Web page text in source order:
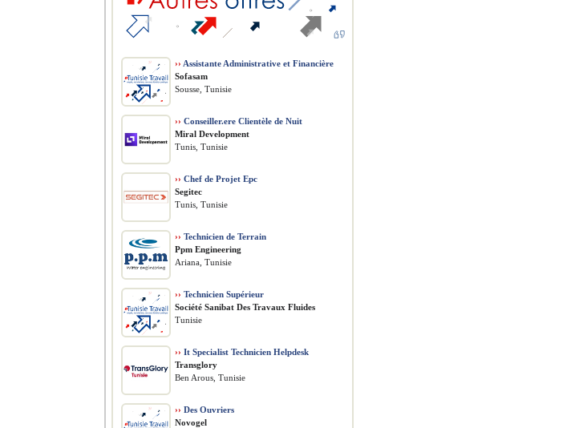
›› Assistante Administrative et Financière
Sofasam
Sousse, Tunisie
›› Conseiller.ere Clientèle de Nuit
Miral Development
Tunis, Tunisie
›› Chef de Projet Epc
Segitec
Tunis, Tunisie
›› Technicien de Terrain
Ppm Engineering
Ariana, Tunisie
›› Technicien Supérieur
Société Sanibat Des Travaux Fluides
Tunisie
›› It Specialist Technicien Helpdesk
Transglory
Ben Arous, Tunisie
›› Des Ouvriers
Novogel